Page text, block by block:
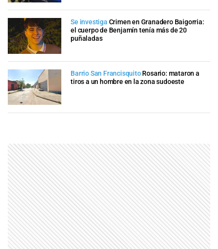
Se investiga Crimen en Granadero Baigorria:
el cuerpo de Benjamín tenía más de 20
puñaladas
Barrio San Francisquito Rosario: mataron a
tiros a un hombre en la zona sudoeste